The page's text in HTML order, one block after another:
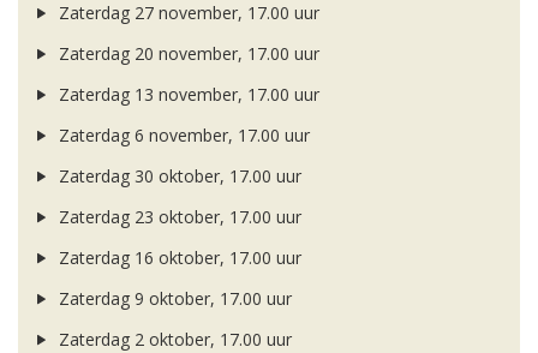
Zaterdag 27 november, 17.00 uur
Zaterdag 20 november, 17.00 uur
Zaterdag 13 november, 17.00 uur
Zaterdag 6 november, 17.00 uur
Zaterdag 30 oktober, 17.00 uur
Zaterdag 23 oktober, 17.00 uur
Zaterdag 16 oktober, 17.00 uur
Zaterdag 9 oktober, 17.00 uur
Zaterdag 2 oktober, 17.00 uur